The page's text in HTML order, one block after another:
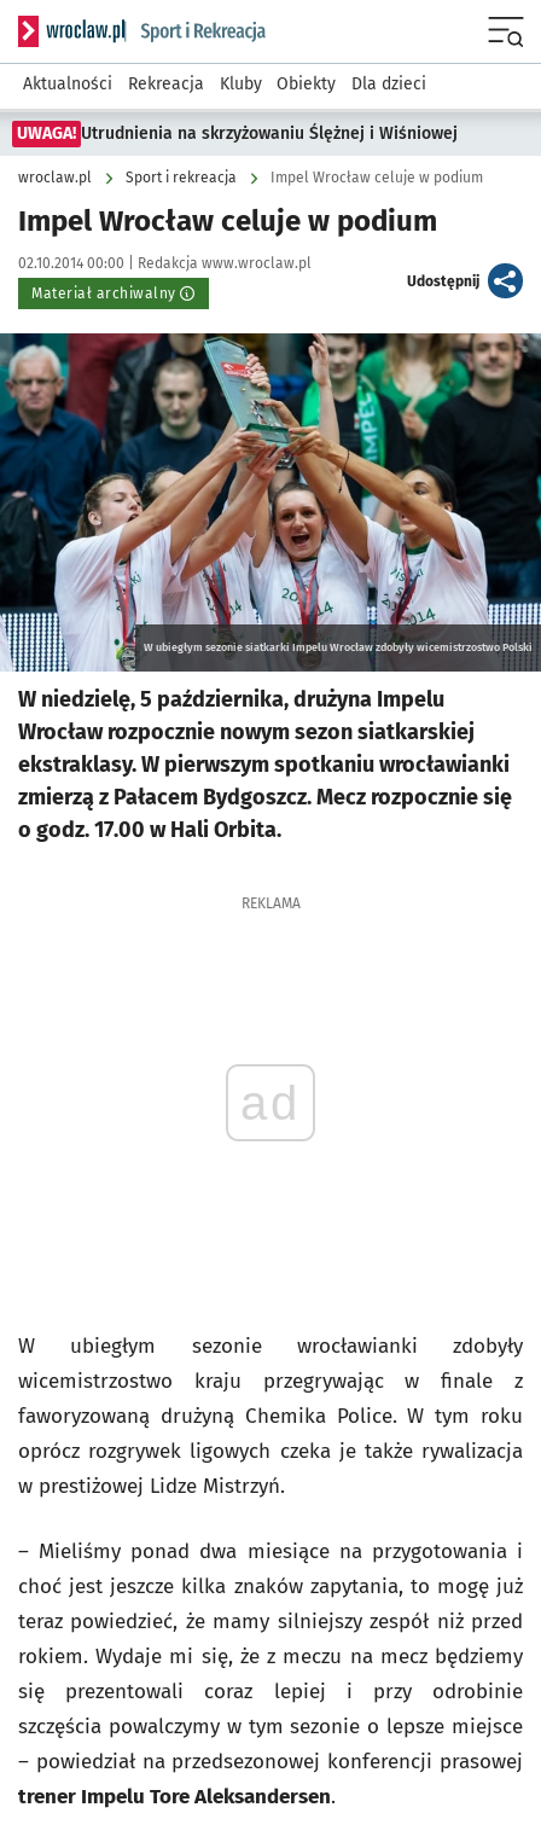
Serwis informacyjny wroclaw.pl podserwis: Sport i rekreacja
Aktualności Rekreacja Kluby Obiekty Dla dzieci
UWAGA! Utrudnienia na skrzyżowaniu Ślężnej i Wiśniowej
wroclaw.pl Sport i rekreacja Impel Wrocław celuje w podium
Impel Wrocław celuje w podium
Data publikacji:
02.10.2014 00:00 | Autor:
Redakcja www.wroclaw.pl
Materiał archiwalny
Udostępnijartykuł
Kliknij, aby powiększyć
W ubiegłym sezonie siatkarki Impelu Wrocław zdobyły wicemistrzostwo Polski
W niedzielę, 5 października, drużyna Impelu
Wrocław rozpocznie nowym sezon siatkarskiej
ekstraklasy. W pierwszym spotkaniu wrocławianki
zmierzą z Pałacem Bydgoszcz. Mecz rozpocznie się
o godz. 17.00 w Hali Orbita.
REKLAMA
ad
W ubiegłym sezonie wrocławianki zdobyły
wicemistrzostwo kraju przegrywając w finale z
faworyzowaną drużyną Chemika Police. W tym roku
oprócz rozgrywek ligowych czeka je także rywalizacja
w prestiżowej Lidze Mistrzyń.
– Mieliśmy ponad dwa miesiące na przygotowania i
choć jest jeszcze kilka znaków zapytania, to mogę już
teraz powiedzieć, że mamy silniejszy zespół niż przed
rokiem. Wydaje mi się, że z meczu na mecz będziemy
się prezentowali coraz lepiej i przy odrobinie
szczęścia powalczymy w tym sezonie o lepsze miejsce
– powiedział na przedsezonowej konferencji prasowej
trener Impelu Tore Aleksandersen.